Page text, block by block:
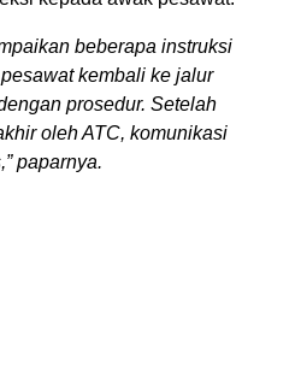
beberapa instruksi
kembali ke jalur
prosedur. Setelah
oleh ATC, komunikasi
paparnya.